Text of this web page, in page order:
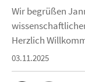
Wir begrüßen
Herzlich
03.11.2025